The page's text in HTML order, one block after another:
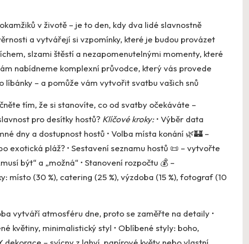
v životě – je to den, kdy dva lidé slavnostně
a vytvářejí si vzpomínky, které je budou provázet
slzami štěstí a nezapomenutelnými momenty, které
nabídneme komplexní průvodce, který vás provede
líbánky – a pomůže vám vytvořit svatbu vašich snů
tím, že si stanovíte, co od svatby očekáváte –
pro desítky hostů? Klíčové kroky: • Výběr data
dny a dostupnost hostů • Volba místa konání 🌿🏰 –
exotická pláž? • Sestavení seznamu hostů 📜 – vytvořte
být“ a „možná“ • Stanovení rozpočtu 💰 –
místo (30 %), catering (25 %), výzdoba (15 %), fotograf (10
vytváří atmosféru dne, proto se zaměřte na detaily •
květiny, minimalistický styl • Oblíbené styly: boho,